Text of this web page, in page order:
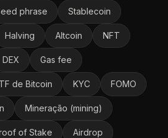
phrase Stablecoin
Halving Altcoin NFT
DEX Gas fee
de Bitcoin KYC FOMO
Mineração (mining)
of Stake Airdrop